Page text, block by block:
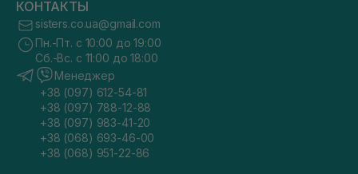
КОНТАКТЫ
sisters.co.ua@gmail.com
Пн.-Пт. с 10:00 до 19:00
Сб.-Вс. с 11:00 до 18:00
Менеджер
+38 (097) 612-54-81
+38 (097) 788-12-88
+38 (097) 983-41-20
+38 (068) 693-46-00
+38 (068) 951-22-86